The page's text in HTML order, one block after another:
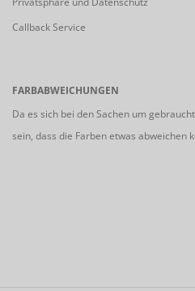
Callback Service
FARBABWEICHUNGEN
Da es sich bei den Sachen um
sein, dass die Farben etwas abweichen